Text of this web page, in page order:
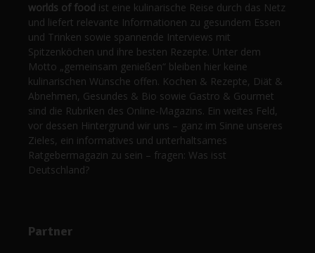
worlds of food ist eine kulinarische Reise durch das Netz
und liefert relevante Informationen zu gesundem Essen
und Trinken sowie spannende Interviews mit
Spitzenköchen und ihre besten Rezepte. Unter dem
Motto „gemeinsam genießen“ bleiben hier keine
kulinarischen Wünsche offen. Kochen & Rezepte, Diät &
Abnehmen, Gesundes & Bio sowie Gastro & Gourmet
sind die Rubriken des Online-Magazins. Ein weites Feld,
vor dessen Hintergrund wir uns – ganz im Sinne unseres
Zieles, ein informatives und unterhaltsames
Ratgebermagazin zu sein – fragen: Was isst
Deutschland?
Partner